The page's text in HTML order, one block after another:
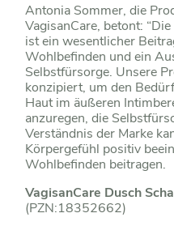
Antonia Sommer, die
VagisanCare, betont:
ist ein wesentlicher
Wohlbefinden und ein
Selbstfürsorge. Unsere
konzipiert, um den
Haut im äußeren
anzuregen, die
Verständnis der Marke
Körpergefühl positiv
Wohlbefinden beitragen.
VagisanCare Dusch
(PZN:18352662)